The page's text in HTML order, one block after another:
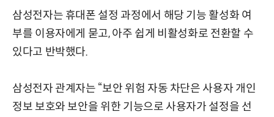
삼성전자는 휴대폰 설정 과정에서 해당 기능 활성화 여
부를 이용자에게 묻고, 아주 쉽게 비활성화로 전환할 수
있다고 반박했다.
삼성전자 관계자는 “보안 위험 자동 차단은 사용자 개인
정보 보호와 보안을 위한 기능으로 사용자가 설정을 선